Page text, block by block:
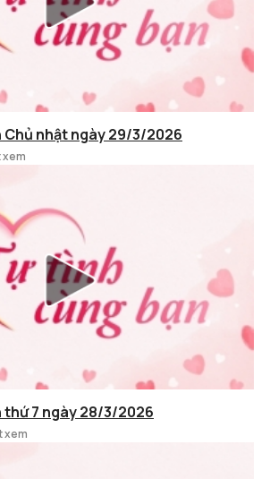
Chủ nhật ngày 29/3/2026
xem
thứ 7 ngày 28/3/2026
xem